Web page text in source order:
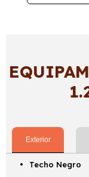
Exterior
Techo Negro